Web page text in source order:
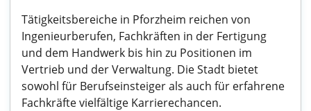
Tätigkeitsbereiche in Pforzheim reichen von
Ingenieurberufen, Fachkräften in der Fertigung
und dem Handwerk bis hin zu Positionen im
Vertrieb und der Verwaltung. Die Stadt bietet
sowohl für Berufseinsteiger als auch für erfahrene
Fachkräfte vielfältige Karrierechancen.